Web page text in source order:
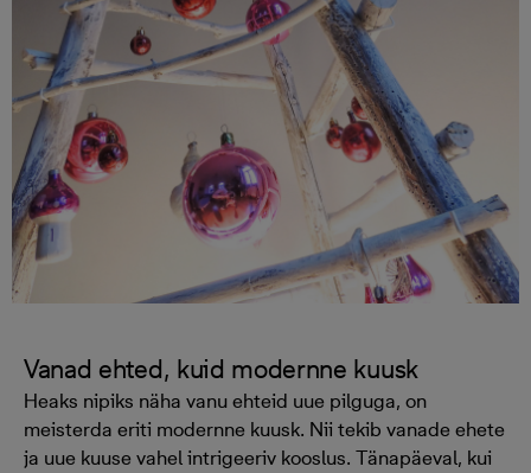
Vanad ehted, kuid modernne kuusk
Heaks nipiks näha vanu ehteid uue pilguga, on
meisterda eriti modernne kuusk. Nii tekib vanade ehete
ja uue kuuse vahel intrigeeriv kooslus. Tänapäeval, kui